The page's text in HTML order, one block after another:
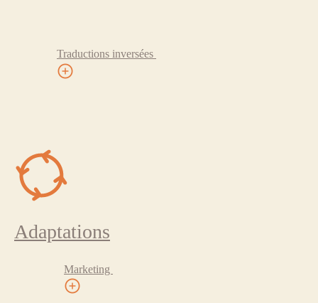
Traductions inversées
Adaptations
Marketing